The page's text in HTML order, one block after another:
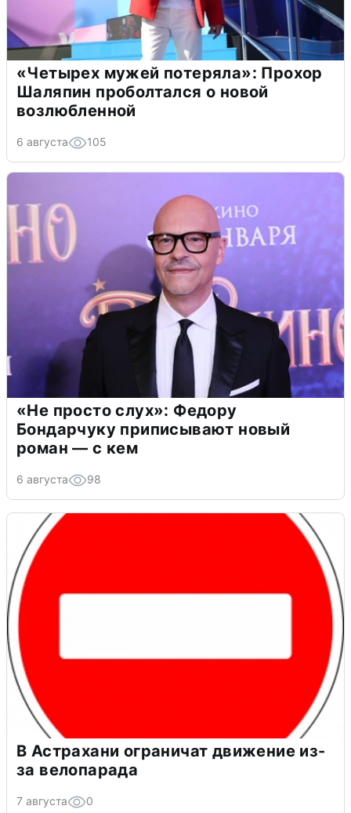
«Четырех мужей потеряла»: Прохор
Шаляпин проболтался о новой
возлюбленной
6 августа 105
«Не просто слух»: Федору
Бондарчуку приписывают новый
роман — с кем
6 августа 98
В Астрахани ограничат движение из-
за велопарада
7 августа 0